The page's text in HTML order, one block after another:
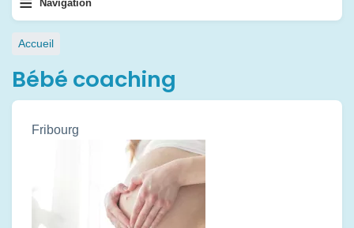
principale
Navigation
Fil
d'Ariane
Accueil
Bébé coaching
Fribourg